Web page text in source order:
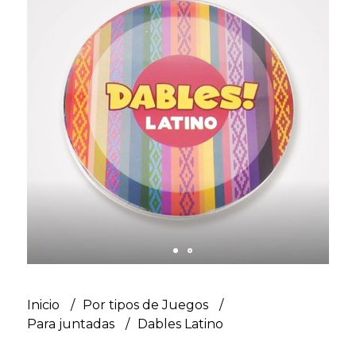
Inicio
Por tipos de Juegos
Para juntadas
Dables Latino